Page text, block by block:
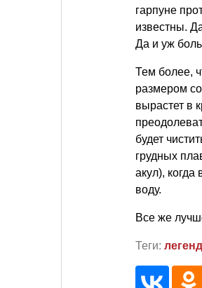
гарпуне
известны.
Да и уж
Тем более,
размером
вырастет в
будет
грудных
акул), когда
воду.
Все же
Теги: